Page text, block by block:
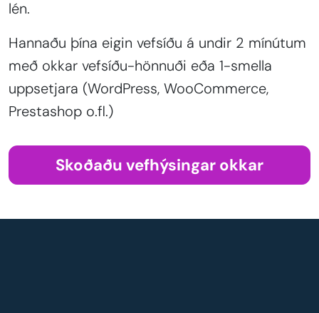
lén.
Hannaðu þína eigin vefsíðu á undir 2 mínútum
með okkar vefsíðu-hönnuði eða 1-smella
uppsetjara (WordPress, WooCommerce,
Prestashop o.fl.)
Skoðaðu vefhýsingar okkar